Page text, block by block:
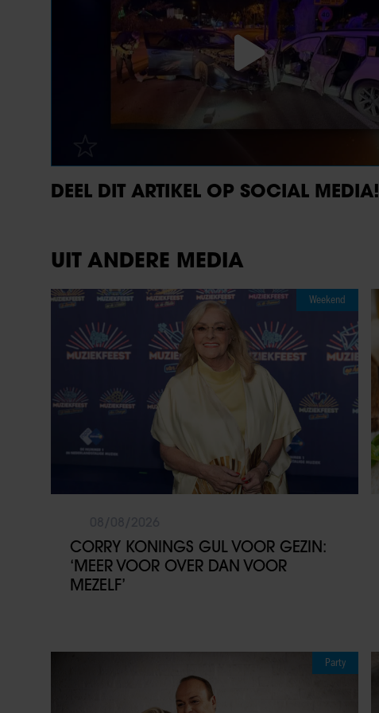
DEEL DIT ARTIKEL OP SOCIAL MEDIA!
UIT ANDERE MEDIA
Weekend
CORRY KONINGS GUL VOOR GEZIN:
‘MEER VOOR OVER DAN VOOR
MEZELF’
Party